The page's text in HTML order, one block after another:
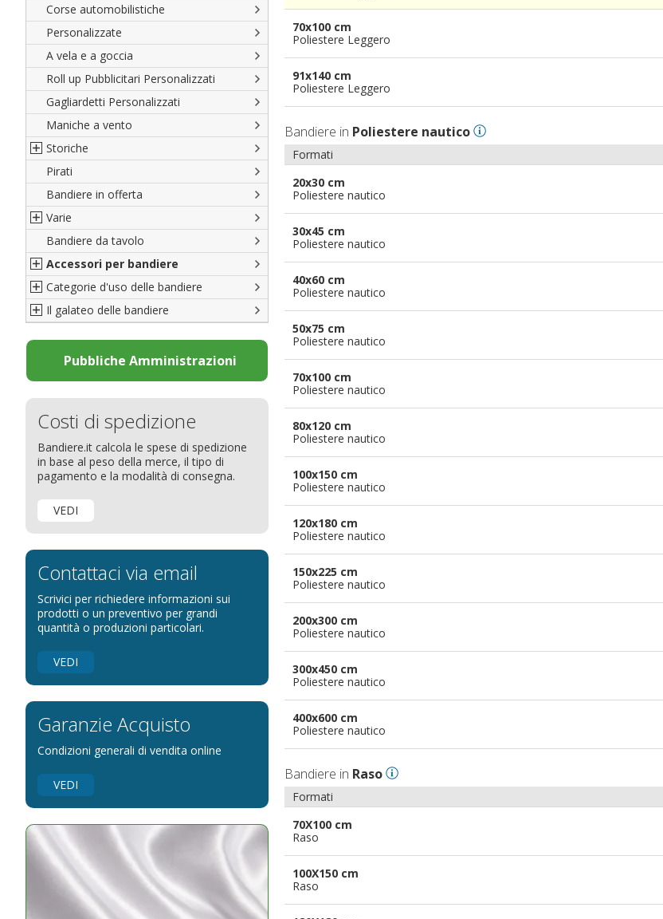
Asia
Oceania
Francesi
Spagnole
Austriache
Tedesche
Regioni varie
Province Spagnole
Francia d'oltremare
Territori britannici d'oltremare
Varie Province del Mondo
Città spagnole
Città francesi
Città del mondo
Militari e Mercantili
Codice internazionale nautico
Gran Pavese
Da spiaggia
Di cortesia
Corse automobilistiche
Personalizzate
A vela e a goccia
Roll up Pubblicitari Personalizzati
Gagliardetti Personalizzati
Maniche a vento
Storiche
Italiane
Porte di Milano
Francesi
Americane
Britanniche
Resto del Mondo
Pirati
Bandiere in offerta
Varie
Bandiere del CICAP - Think Deep
Bandiere di Orgoglio Bresciano
Organizzazioni internazionali
Diplomatiche
Bandiere Pubblicitarie
Natale e altre festività
Bandiere etniche e religiose
Bandiere da tavolo
Accessori per bandiere
Accessori per bandiere
Accessori per bandiere da tavolo
Categorie d'uso delle bandiere
Bandiere segnavento
Bandiere per sbandieratori
Bandiere per barche
Bandiere per hotel
Bandiere per eventi
Bandiere per biciclette
Bandiere per autosaloni
Bandiere Palio
Bandiere per enti pubblici
Bandiere per riserve naturali e parchi
Bandiere per musicisti
Bandiere per feste
pennoni per bandiere
Il galateo delle bandiere
La bandiera
Come disporre le bandiere
Dimensioni delle bandiere
Come piegare il tricolore
Pubbliche Amministrazioni
Costi di spedizione
Bandiere.it calcola le spese di spedizione
in base al peso della merce, il tipo di
pagamento e la modalità di consegna.
VEDI
Contattaci via email
Scrivici per richiedere informazioni sui
prodotti o un preventivo per grandi
quantità o produzioni particolari.
VEDI
Garanzie Acquisto
Condizioni generali di vendita online
VEDI
70x100 cm
Poliestere Leggero
91x140 cm
Poliestere Leggero
Bandiere in Poliestere nautico
Formati
20x30 cm
Poliestere nautico
30x45 cm
Poliestere nautico
40x60 cm
Poliestere nautico
50x75 cm
Poliestere nautico
70x100 cm
Poliestere nautico
80x120 cm
Poliestere nautico
100x150 cm
Poliestere nautico
120x180 cm
Poliestere nautico
150x225 cm
Poliestere nautico
200x300 cm
Poliestere nautico
300x450 cm
Poliestere nautico
400x600 cm
Poliestere nautico
Bandiere in Raso
Formati
70X100 cm
Raso
100X150 cm
Raso